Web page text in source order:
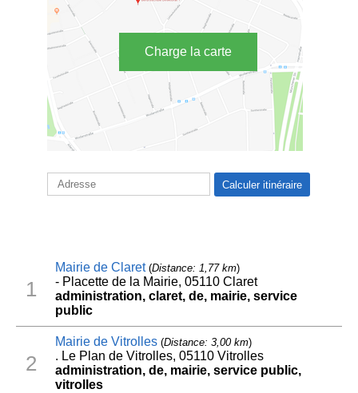
Charge la carte
1
Mairie de Claret(Distance: 1,77 km)
- Placette de la Mairie, 05110 Claret
administration, claret, de, mairie, service
public
2
Mairie de Vitrolles(Distance: 3,00 km)
. Le Plan de Vitrolles, 05110 Vitrolles
administration, de, mairie, service public,
vitrolles